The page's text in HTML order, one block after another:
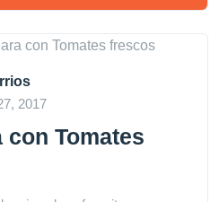
2017
con Tomates